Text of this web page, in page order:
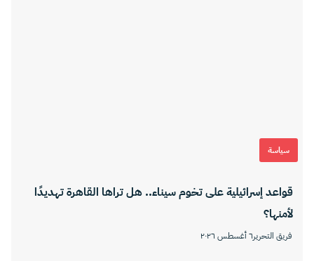
سياسة
قواعد إسرائيلية على تخوم سيناء.. هل تراها القاهرة تهديدًا
لأمنها؟
فريق التحرير٦ أغسطس ٢٠٢٦